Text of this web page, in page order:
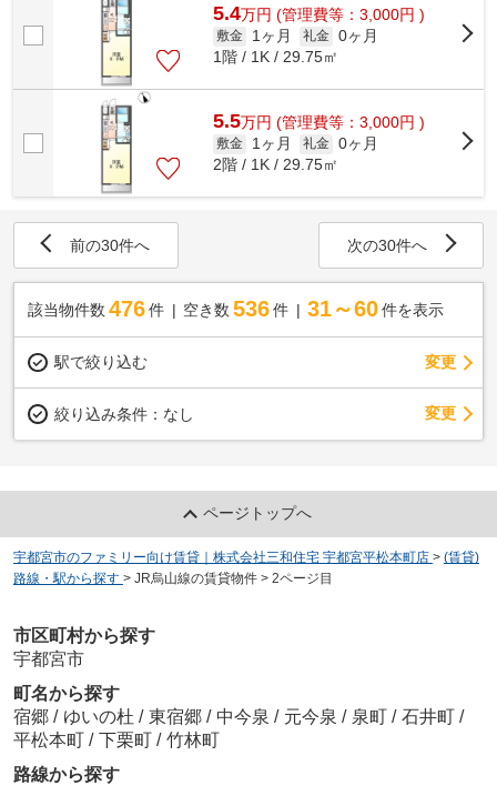
5.4万円 (管理費等：3,000円 )
敷金 1ヶ月 礼金 0ヶ月
1階 / 1K / 29.75㎡
5.5万円 (管理費等：3,000円 )
敷金 1ヶ月 礼金 0ヶ月
2階 / 1K / 29.75㎡
前の30件へ 次の30件へ
該当物件数 476件 空き数 536 件 31～60 件を表示
駅で絞り込む 変更
絞り込み条件： なし 変更
ページトップへ
宇都宮市のファミリー向け賃貸｜株式会社三和住宅 宇都宮平松本町店 > (賃貸)
路線・駅から探す > JR烏山線の賃貸物件 > 2ページ目
市区町村から探す
宇都宮市
町名から探す
宿郷 / ゆいの杜 / 東宿郷 / 中今泉 / 元今泉 / 泉町 / 石井町 /
平松本町 / 下栗町 / 竹林町
路線から探す